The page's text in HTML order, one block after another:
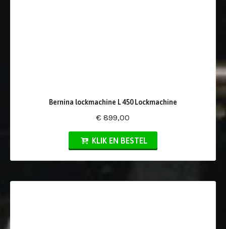
Bernina lockmachine L 450 Lockmachine
€ 899,00
KLIK EN BESTEL